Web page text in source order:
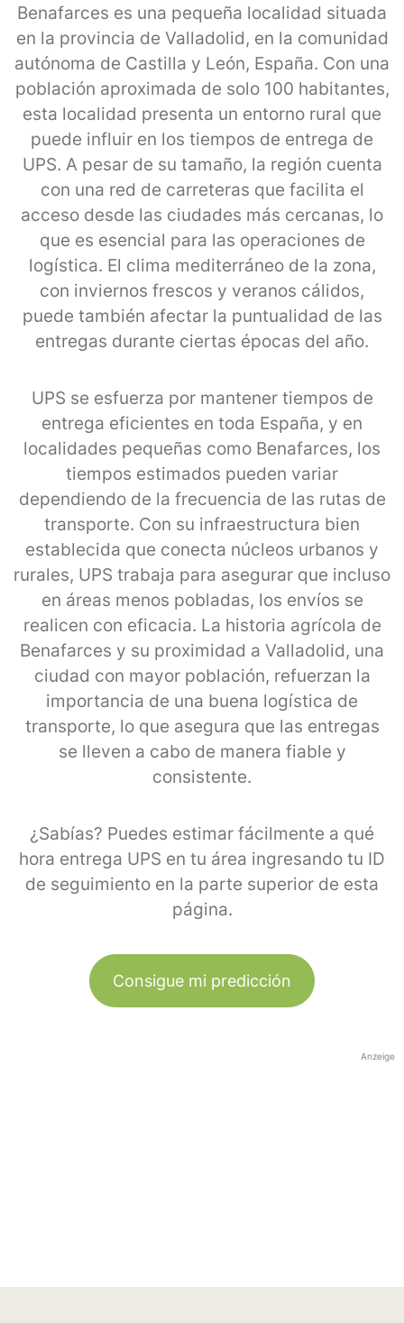
Benafarces es una pequeña localidad situada
en la provincia de Valladolid, en la comunidad
autónoma de Castilla y León, España. Con una
población aproximada de solo 100 habitantes,
esta localidad presenta un entorno rural que
puede influir en los tiempos de entrega de
UPS. A pesar de su tamaño, la región cuenta
con una red de carreteras que facilita el
acceso desde las ciudades más cercanas, lo
que es esencial para las operaciones de
logística. El clima mediterráneo de la zona,
con inviernos frescos y veranos cálidos,
puede también afectar la puntualidad de las
entregas durante ciertas épocas del año.
UPS se esfuerza por mantener tiempos de
entrega eficientes en toda España, y en
localidades pequeñas como Benafarces, los
tiempos estimados pueden variar
dependiendo de la frecuencia de las rutas de
transporte. Con su infraestructura bien
establecida que conecta núcleos urbanos y
rurales, UPS trabaja para asegurar que incluso
en áreas menos pobladas, los envíos se
realicen con eficacia. La historia agrícola de
Benafarces y su proximidad a Valladolid, una
ciudad con mayor población, refuerzan la
importancia de una buena logística de
transporte, lo que asegura que las entregas
se lleven a cabo de manera fiable y
consistente.
¿Sabías? Puedes estimar fácilmente a qué
hora entrega UPS en tu área ingresando tu ID
de seguimiento en la parte superior de esta
página.
Consigue mi predicción
Anzeige